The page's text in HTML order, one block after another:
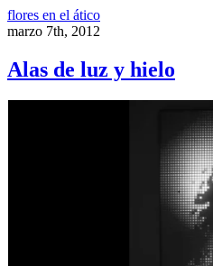
flores en el ático
marzo 7th, 2012
Alas de luz y hielo